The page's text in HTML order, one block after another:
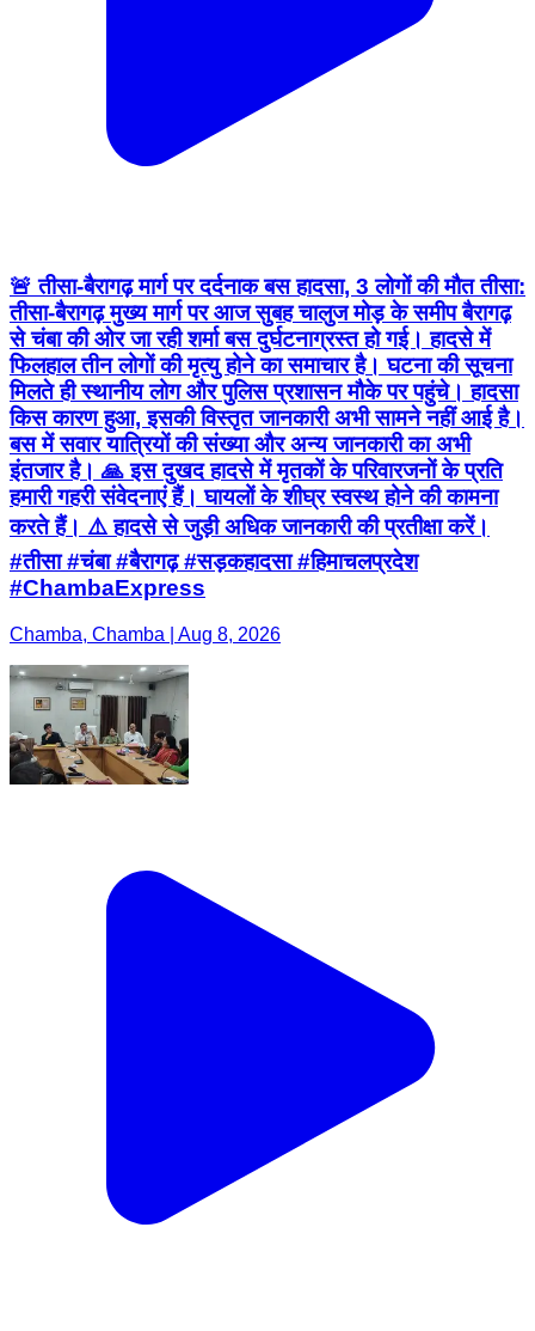
🚨 तीसा-बैरागढ़ मार्ग पर दर्दनाक बस हादसा, 3 लोगों की मौत तीसा:
तीसा-बैरागढ़ मुख्य मार्ग पर आज सुबह चालुज मोड़ के समीप बैरागढ़
से चंबा की ओर जा रही शर्मा बस दुर्घटनाग्रस्त हो गई। हादसे में
फिलहाल तीन लोगों की मृत्यु होने का समाचार है। घटना की सूचना
मिलते ही स्थानीय लोग और पुलिस प्रशासन मौके पर पहुंचे। हादसा
किस कारण हुआ, इसकी विस्तृत जानकारी अभी सामने नहीं आई है।
बस में सवार यात्रियों की संख्या और अन्य जानकारी का अभी
इंतजार है। 🙏 इस दुखद हादसे में मृतकों के परिवारजनों के प्रति
हमारी गहरी संवेदनाएं हैं। घायलों के शीघ्र स्वस्थ होने की कामना
करते हैं। ⚠️ हादसे से जुड़ी अधिक जानकारी की प्रतीक्षा करें।
#तीसा #चंबा #बैरागढ़ #सड़कहादसा #हिमाचलप्रदेश
#ChambaExpress
Chamba, Chamba | Aug 8, 2026